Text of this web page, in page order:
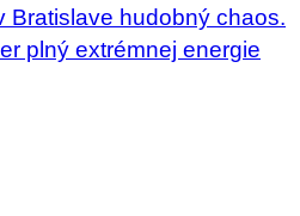
Bratislave hudobný chaos.
plný extrémnej energie